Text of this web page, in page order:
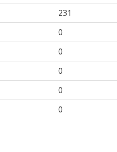
231
0
0
0
0
0